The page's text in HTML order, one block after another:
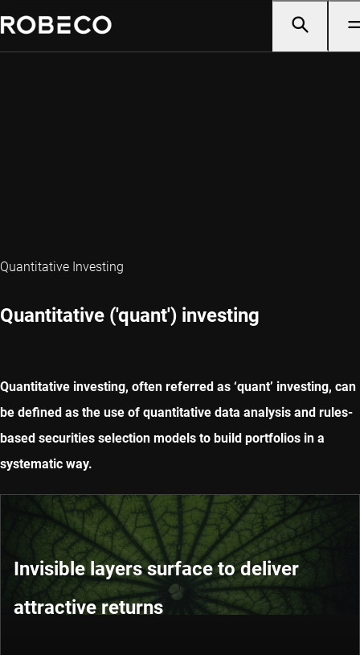
Quantitative Investing
Quantitative ('quant') investing
Quantitative investing, often referred as ‘quant’ investing, can
be defined as the use of quantitative data analysis and rules-
based securities selection models to build portfolios in a
systematic way.
Invisible layers surface to deliver
attractive returns